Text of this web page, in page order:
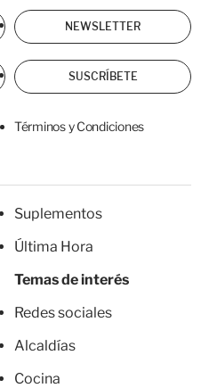
NEWSLETTER
SUSCRÍBETE
Términos y Condiciones
Suplementos
Última Hora
Temas de interés
Redes sociales
Alcaldías
Cocina